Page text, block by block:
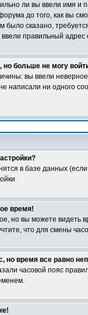
ли вы ввели имя и
до того, как вы
было сказано,
правильный
но больше не могу
вы ввели
написали ни одного
в базе данных
время!
но вы можете видеть
что для смены
но время все равно
часовой пояс